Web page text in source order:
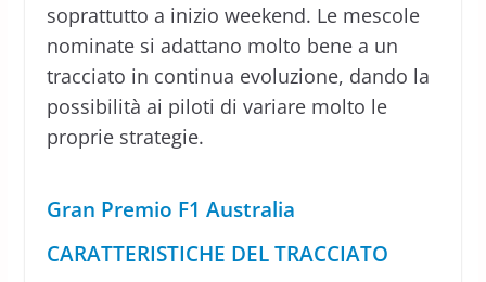
soprattutto a inizio weekend. Le mescole
nominate si adattano molto bene a un
tracciato in continua evoluzione, dando la
possibilità ai piloti di variare molto le
proprie strategie.
Gran Premio F1 Australia
CARATTERISTICHE DEL TRACCIATO